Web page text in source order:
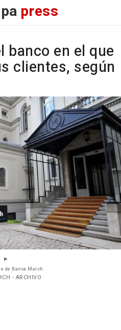
press
banco en el que
clientes, según
de Banca March
- ARCHIVO